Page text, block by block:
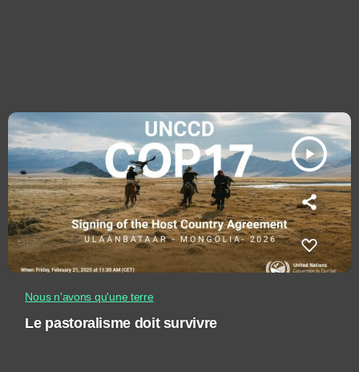
play_arrow
Nous n'avons qu'une terre
Le pastoralisme doit survivre